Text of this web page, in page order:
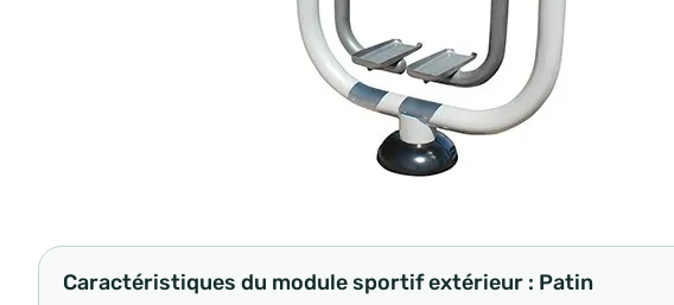
Caractéristiques du module sportif extérieur : Patin